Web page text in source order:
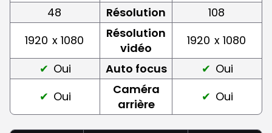
48
Résolution
108
1920 x 1080
Résolution
vidéo
1920 x 1080
Oui
Auto focus
Oui
Oui
Caméra
arrière
Oui